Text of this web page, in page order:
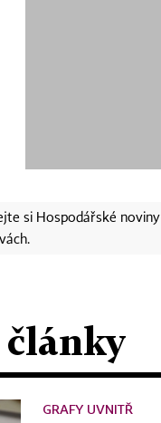
si Hospodářské noviny
články
GRAFY UVNITŘ